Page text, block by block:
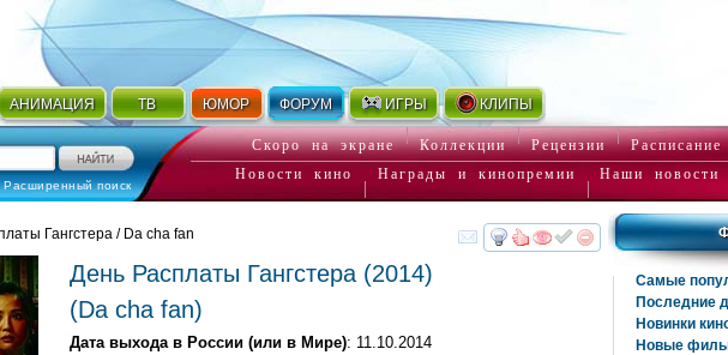
АНИМАЦИЯ ТВ ЮМОР ФОРУМ ИГРЫ КЛИПЫ
Расширенный поиск
Скоро на экране Коллекции Рецензии
Новости кино
Награды и кинопремии Наши новости
Самые
Последние
Новинки
Новые
смотретьинтересует
Гангстера / Da cha fan
День Расплаты Гангстера (2014)
(Da cha fan)
Дата выхода в России (или в Мире): 11.10.2014